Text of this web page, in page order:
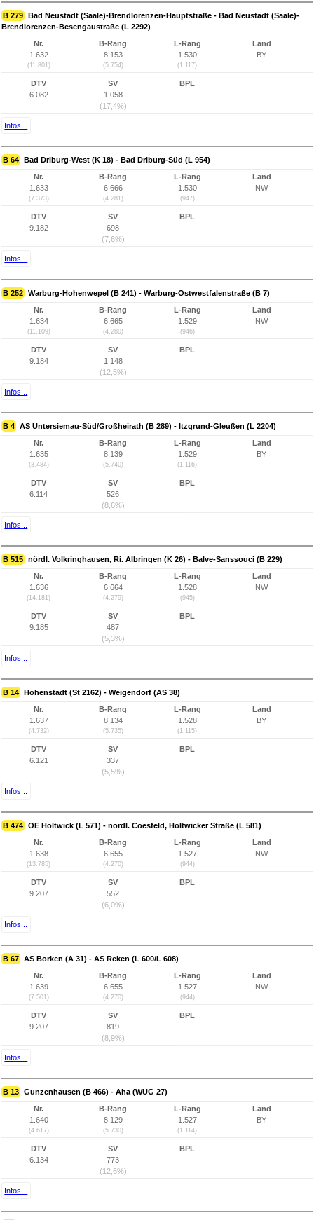
B 279 Bad Neustadt (Saale)-Brendlorenzen-Hauptstraße - Bad Neustadt (Saale)-
Brendlorenzen-Besengaustraße (L 2292)
Nr.
1.632
(11.801)
B-Rang
8.153
(5.754)
L-Rang
1.530
(1.117)
Land
BY
DTV
6.082
SV
1.058
(17,4%)
BPL
Infos...
B 64 Bad Driburg-West (K 18) - Bad Driburg-Süd (L 954)
Nr.
1.633
(7.373)
B-Rang
6.666
(4.281)
L-Rang
1.530
(947)
Land
NW
DTV
9.182
SV
698
(7,6%)
BPL
Infos...
B 252 Warburg-Hohenwepel (B 241) - Warburg-Ostwestfalenstraße (B 7)
Nr.
1.634
(11.109)
B-Rang
6.665
(4.280)
L-Rang
1.529
(946)
Land
NW
DTV
9.184
SV
1.148
(12,5%)
BPL
Infos...
B 4 AS Untersiemau-Süd/Großheirath (B 289) - Itzgrund-Gleußen (L 2204)
Nr.
1.635
(3.484)
B-Rang
8.139
(5.740)
L-Rang
1.529
(1.116)
Land
BY
DTV
6.114
SV
526
(8,6%)
BPL
Infos...
B 515 nördl. Volkringhausen, Ri. Albringen (K 26) - Balve-Sanssouci (B 229)
Nr.
1.636
(14.181)
B-Rang
6.664
(4.279)
L-Rang
1.528
(945)
Land
NW
DTV
9.185
SV
487
(5,3%)
BPL
Infos...
B 14 Hohenstadt (St 2162) - Weigendorf (AS 38)
Nr.
1.637
(4.732)
B-Rang
8.134
(5.735)
L-Rang
1.528
(1.115)
Land
BY
DTV
6.121
SV
337
(5,5%)
BPL
Infos...
B 474 OE Holtwick (L 571) - nördl. Coesfeld, Holtwicker Straße (L 581)
Nr.
1.638
(13.785)
B-Rang
6.655
(4.270)
L-Rang
1.527
(944)
Land
NW
DTV
9.207
SV
552
(6,0%)
BPL
Infos...
B 67 AS Borken (A 31) - AS Reken (L 600/L 608)
Nr.
1.639
(7.501)
B-Rang
6.655
(4.270)
L-Rang
1.527
(944)
Land
NW
DTV
9.207
SV
819
(8,9%)
BPL
Infos...
B 13 Gunzenhausen (B 466) - Aha (WUG 27)
Nr.
1.640
(4.617)
B-Rang
8.129
(5.730)
L-Rang
1.527
(1.114)
Land
BY
DTV
6.134
SV
773
(12,6%)
BPL
Infos...